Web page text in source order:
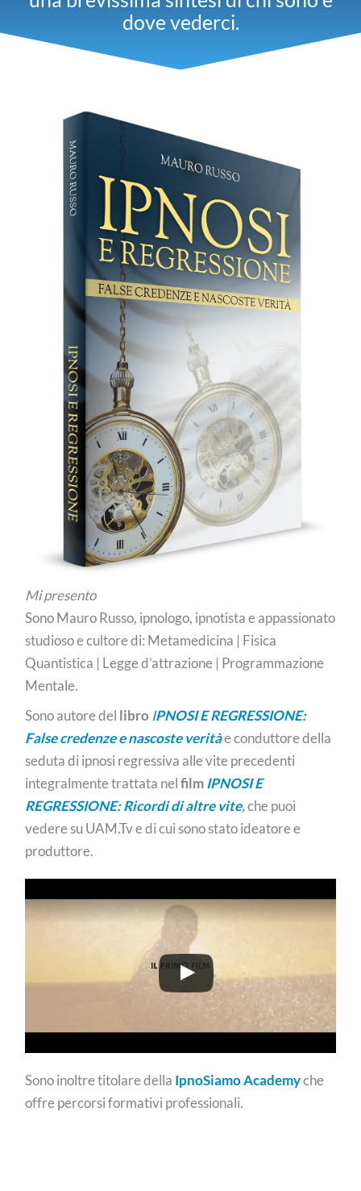
dove vederci.
Mi presento
Sono Mauro Russo, ipnologo, ipnotista e appassionato
studioso e cultore di: Metamedicina | Fisica
Quantistica | Legge d’attrazione | Programmazione
Mentale.
Sono autore del libro IPNOSI E REGRESSIONE:
False credenze e nascoste veritàe conduttore della
seduta di ipnosi regressiva alle vite precedenti
integralmente trattata nelfilmIPNOSI E
REGRESSIONE: Ricordi di altre vite,che puoi
vedere su UAM.Tv e di cui sono stato ideatore e
produttore.
Sono inoltre titolare della IpnoSiamo Academyche
offre percorsi formativi professionali.